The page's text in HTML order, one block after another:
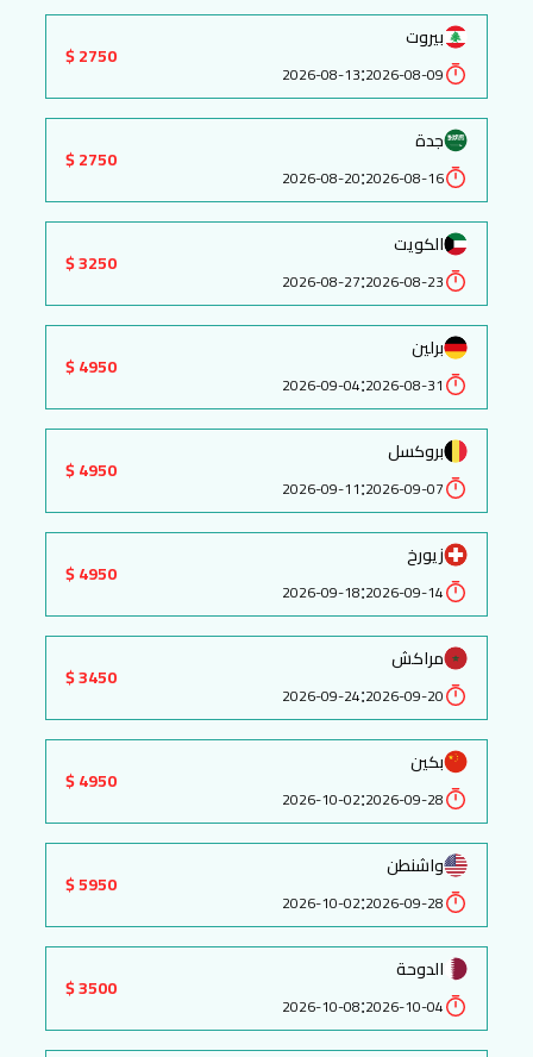
بيروت
2026-08-09
:
2026-08-13
2750 $
جدة
2026-08-16
:
2026-08-20
2750 $
الكويت
2026-08-23
:
2026-08-27
3250 $
برلين
2026-08-31
:
2026-09-04
4950 $
بروكسل
2026-09-07
:
2026-09-11
4950 $
زيورخ
2026-09-14
:
2026-09-18
4950 $
مراكش
2026-09-20
:
2026-09-24
3450 $
بكين
2026-09-28
:
2026-10-02
4950 $
واشنطن
2026-09-28
:
2026-10-02
5950 $
الدوحة
2026-10-04
:
2026-10-08
3500 $